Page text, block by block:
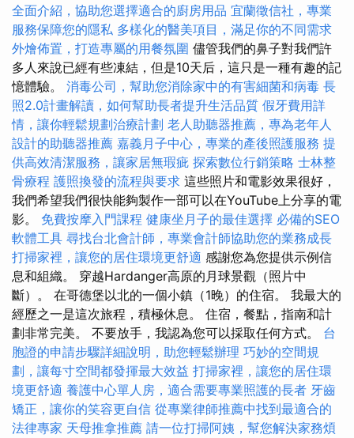
全面介紹，協助您選擇適合的廚房用品 宜蘭徵信社，專業
服務保障您的隱私 多樣化的醫美項目，滿足你的不同需求
外燴佈置，打造專屬的用餐氛圍 儘管我們的鼻子對我們許
多人來說已經有些凍結，但是10天后，這只是一種有趣的記
憶體驗。 消毒公司，幫助您消除家中的有害細菌和病毒 長
照2.0計畫解讀，如何幫助長者提升生活品質 假牙費用詳
情，讓你輕鬆規劃治療計劃 老人助聽器推薦，專為老年人
設計的助聽器推薦 嘉義月子中心，專業的產後照護服務 提
供高效清潔服務，讓家居無瑕疵 探索數位行銷策略 士林整
骨療程 護照換發的流程與要求 這些照片和電影效果很好，
我們希望我們很快能夠製作一部可以在YouTube上分享的電
影。 免費按摩入門課程 健康坐月子的最佳選擇 必備的SEO
軟體工具 尋找台北會計師，專業會計師協助您的業務成長
打掃家裡，讓您的居住環境更舒適 感謝您為您提供示例信
息和組織。 穿越Hardanger高原的月球景觀（照片中
斷）。 在哥德堡以北的一個小鎮（1晚）的住宿。 我最大的
經歷之一是這次旅程，積極休息。 住宿，餐點，指南和計
劃非常完美。 不要放手，我認為您可以採取任何方式。 台
胞證的申請步驟詳細說明，助您輕鬆辦理 巧妙的空間規
劃，讓每寸空間都發揮最大效益 打掃家裡，讓您的居住環
境更舒適 養護中心單人房，適合需要專業照護的長者 牙齒
矯正，讓你的笑容更自信 從專業律師推薦中找到最適合的
法律專家 天母推拿推薦 請一位打掃阿姨，幫您解決家務煩